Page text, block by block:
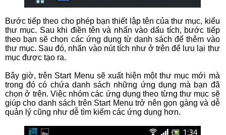
Bước tiếp theo cho phép bạn thiết lập tên của thư mục, kiểu
thư mục. Sau khi điền tên và nhấn vào dấu tích, bước tiếp
theo bạn sẽ chọn các ứng dụng từ danh sách để thêm vào
thư mục. Sau đó, nhấn vào nút tích như ở trên để lưu lại thư
mục được tạo ra.
Bây giờ, trên Start Menu sẽ xuất hiện một thư mục mới mà
trong đó có chứa danh sách những ứng dụng mà bạn đã
chọn ở trên. Việc nhóm các ứng dụng theo từng thư mục sẽ
giúp cho danh sách trên Start Menu trở nên gọn gàng và dễ
quản lý cũng như dễ tìm kiếm các ứng dụng hơn.